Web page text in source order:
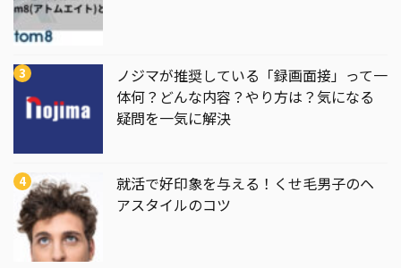
ノジマが推奨している「録画面接」って一
体何？どんな内容？やり方は？気になる
疑問を一気に解決
就活で好印象を与える！くせ毛男子のヘ
アスタイルのコツ